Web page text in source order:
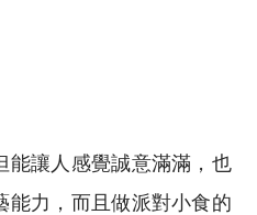
能讓人感覺誠意滿滿，也
能力，而且做派對小食的